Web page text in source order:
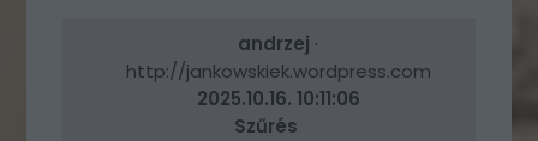
andrzej ·
http://jankowskiek.wordpress.com
2025.10.16. 10:11:06
Szűrés